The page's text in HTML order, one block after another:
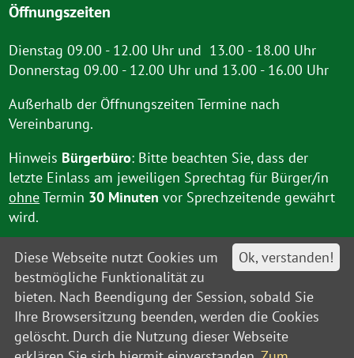
Öffnungszeiten
Dienstag 09.00 - 12.00 Uhr und 13.00 - 18.00 Uhr
Donnerstag 09.00 - 12.00 Uhr und 13.00 - 16.00 Uhr
Außerhalb der Öffnungszeiten Termine nach
Vereinbarung.
Hinweis Bürgerbüro: Bitte beachten Sie, dass der
letzte Einlass am jeweiligen Sprechtag für Bürger/in
ohneTermin 30 Minuten vor Sprechzeitende gewährt
wird.
Kontakt Impressum Datenschutz Barrierefreiheit Leitweg-IDs
Sitemap
Ok, verstanden!
Diese Webseite nutzt Cookies um
bestmögliche Funktionalität zu
bieten. Nach Beendigung der Session, sobald Sie
Ihre Browsersitzung beenden, werden die Cookies
gelöscht. Durch die Nutzung dieser Webseite